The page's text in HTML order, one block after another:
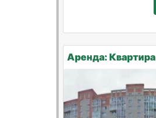
Аренда: Квартира